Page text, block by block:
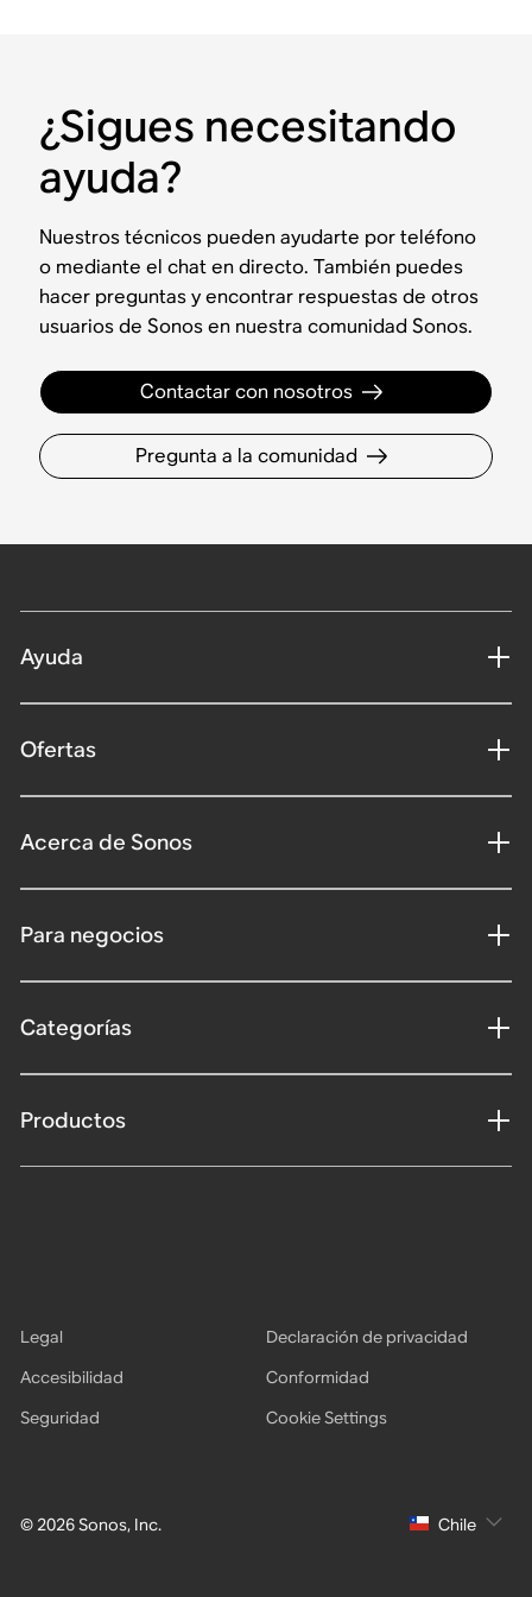
¿Sigues necesitando
ayuda?
Nuestros técnicos pueden ayudarte por teléfono
o mediante el chat en directo. También puedes
hacer preguntas y encontrar respuestas de otros
usuarios de Sonos en nuestra comunidad Sonos.
Contactar con nosotros
Pregunta a la comunidad
Ayuda
Ofertas
Acerca de Sonos
Para negocios
Categorías
Productos
© 2026 Sonos, Inc.
Legal
Declaración de privacidad
Accesibilidad
Conformidad
Seguridad
Cookie Settings
Chile